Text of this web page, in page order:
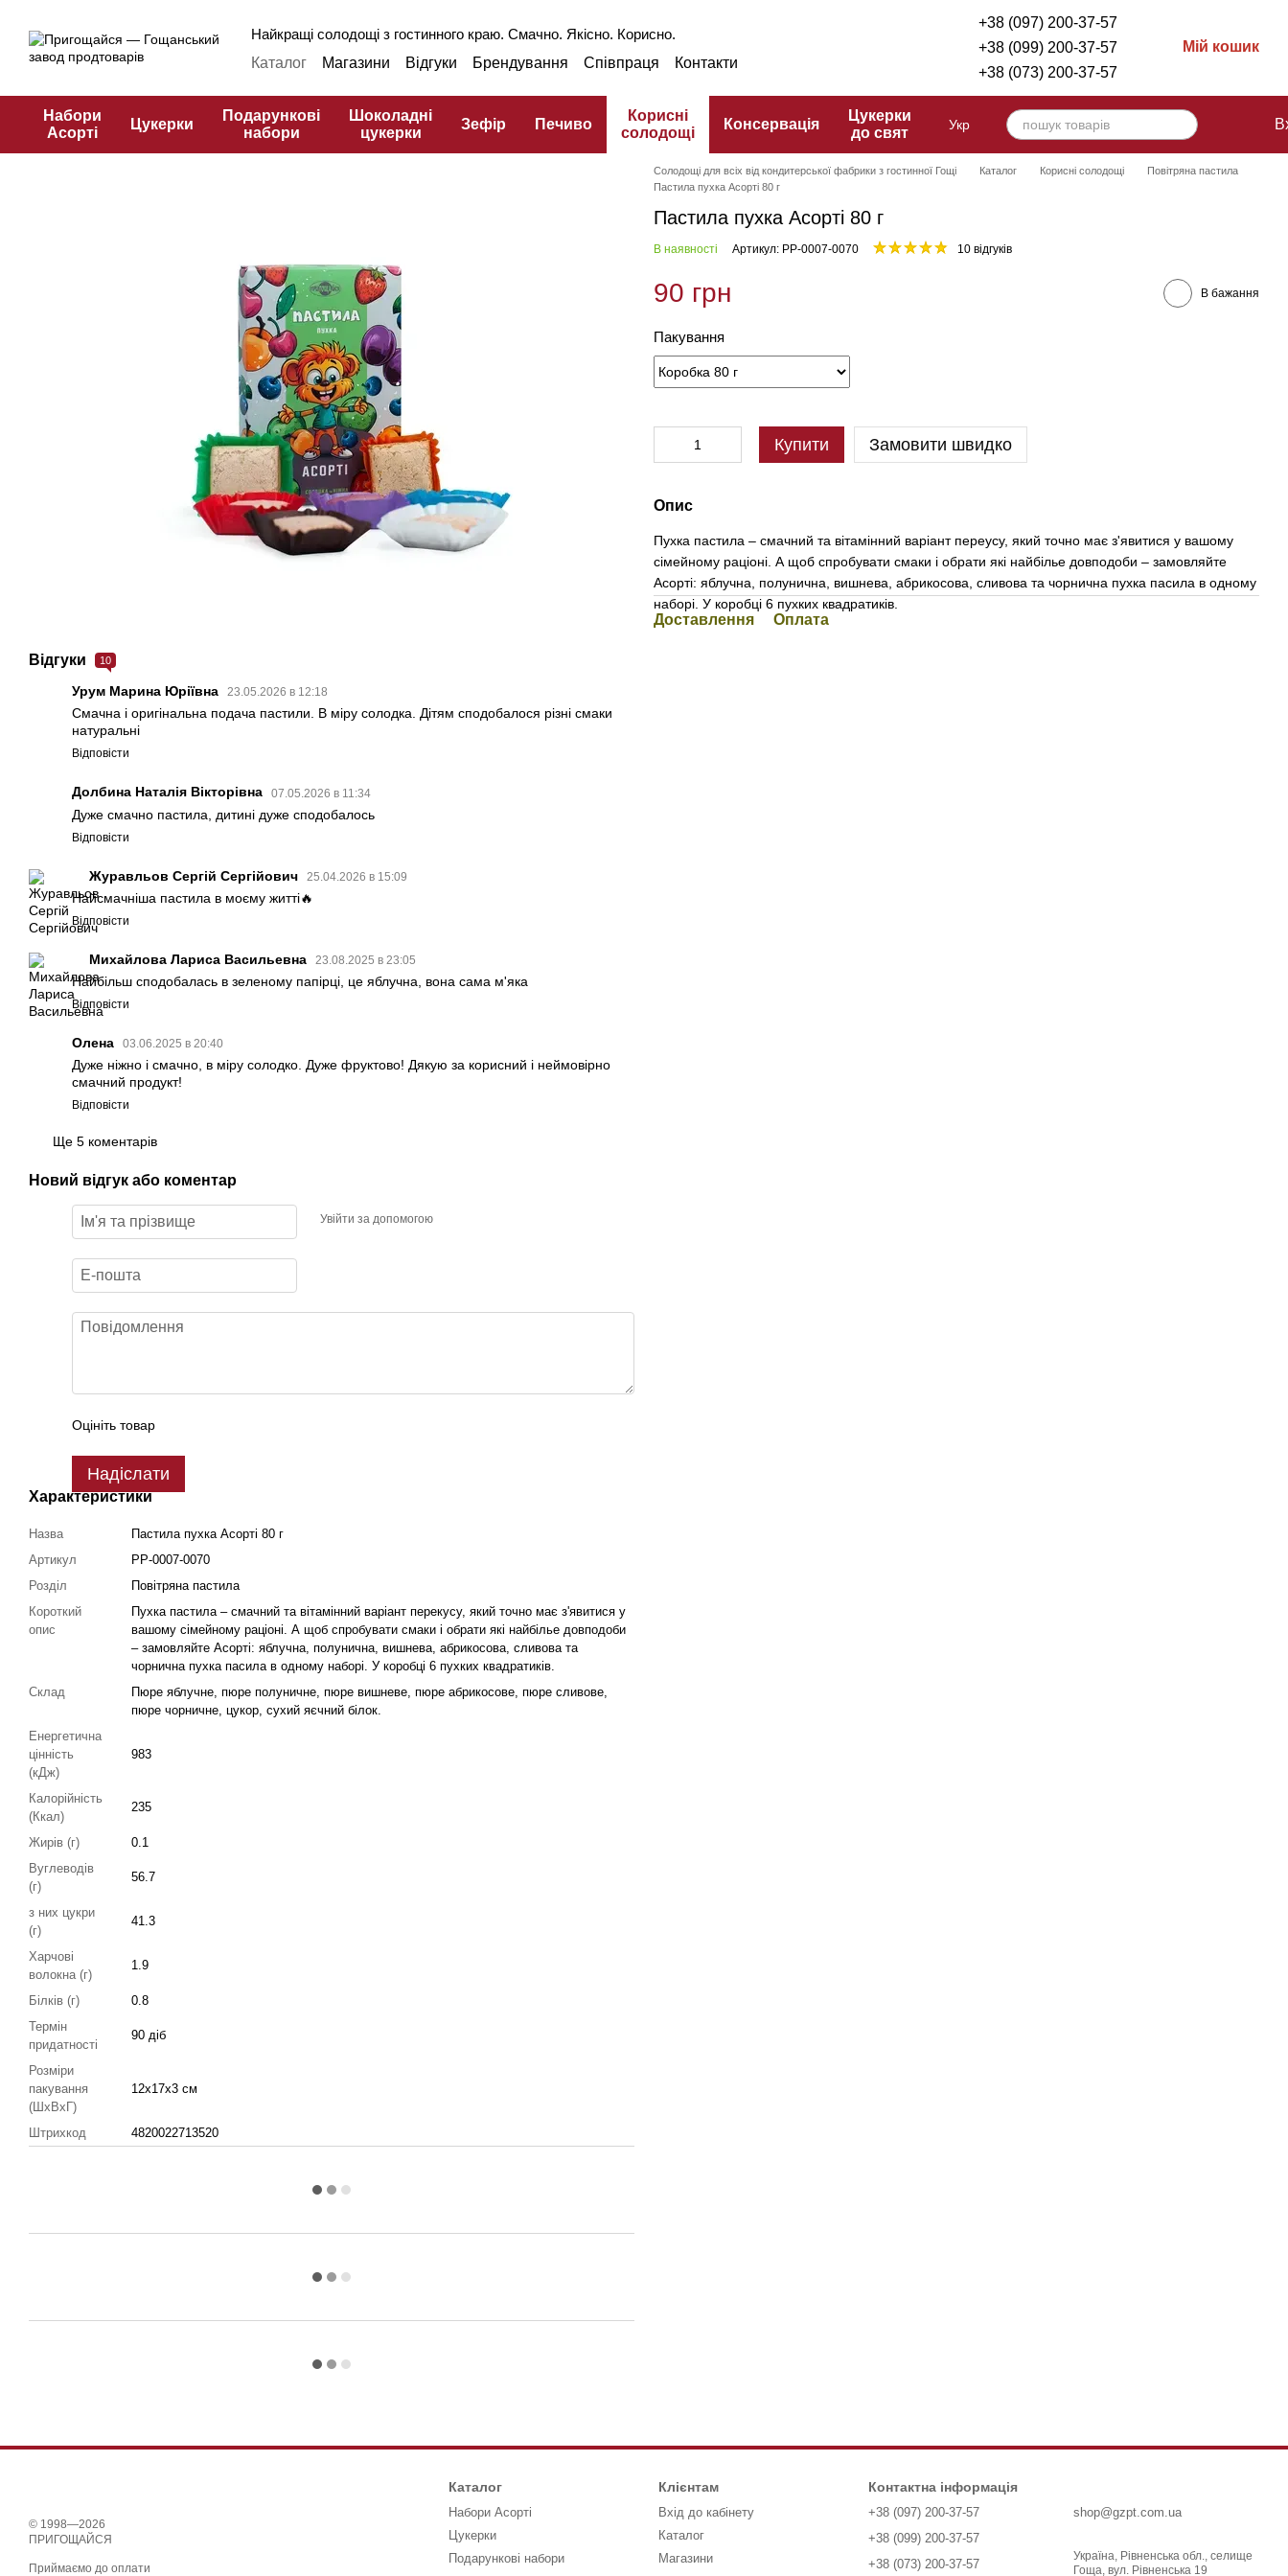
Найкращі солодощі з гостинного краю. Смачно. Якісно. Корисно.
Каталог
Магазини Відгуки Брендування Співпраця
Контакти
Публічна оферта
Кулінарний словник
+38 (097) 200-37-57
+38 (099) 200-37-57
+38 (073) 200-37-57
Мій кошик
Набори
Асорті
Цукерки
Подарункові
набори
Шоколадні
цукерки
Зефір Печиво
Корисні
солодощі
Консервація
Цукерки
до свят
Укр
Відгуки 10
Урум Марина Юріївна 23.05.2026 в 12:18
Смачна і оригінальна подача пастили. В міру солодка. Дітям сподобалося різні смаки
натуральні
Відповісти
Долбина Наталія Вікторівна 07.05.2026 в 11:34
Дуже смачно пастила, дитині дуже сподобалось
Відповісти
Журавльов Сергій Сергійович 25.04.2026 в 15:09
Найсмачніша пастила в моєму житті🔥
Відповісти
Михайлова Лариса Васильевна 23.08.2025 в 23:05
Найбільш сподобалась в зеленому папірці, це яблучна, вона сама м'яка
Відповісти
Олена 03.06.2025 в 20:40
Дуже ніжно і смачно, в міру солодко. Дуже фруктово! Дякую за корисний і неймовірно
смачний продукт!
Відповісти
Ще 5 коментарів
Новий відгук або коментар
Увійти за допомогою
Оцініть товар
Надіслати
Характеристики
Назва
Пастила пухка Асорті 80 г
Артикул
PP-0007-0070
Розділ
Повітряна пастила
Короткий
опис
Пухка пастила – смачний та вітамінний варіант перекусу, який точно має з'явитися у
вашому сімейному раціоні. А щоб спробувати смаки і обрати які найбілье довподоби
– замовляйте Асорті: яблучна, полунична, вишнева, абрикосова, сливова та
чорнична пухка пасила в одному наборі. У коробці 6 пухких квадратиків.
Склад
Пюре яблучне, пюре полуничне, пюре вишневе, пюре абрикосове, пюре сливове,
пюре чорничне, цукор, сухий яєчний білок.
Енергетична
цінність
(кДж)
983
Калорійність
(Ккал)
235
Жирів (г)
0.1
Вуглеводів
(г)
56.7
з них цукри
(г)
41.3
Харчові
волокна (г)
1.9
Білків (г)
0.8
Термін
придатності
90 діб
Розміри
пакування
(ШхВхГ)
12х17х3 см
Штрихкод 4820022713520
Солодощі для всіх від кондитерської фабрики з гостинної Гощі Каталог Корисні солодощі
Повітряна пастила
Пастила пухка Асорті 80 г
Пастила пухка Асорті 80 г
В наявності Артикул: PP-0007-0070 10 відгуків
90 грн В бажання
Пакування
Купити Замовити швидко
Опис
Пухка пастила – смачний та вітамінний варіант переусу, який точно має з'явитися у вашому
сімейному раціоні. А щоб спробувати смаки і обрати які найбілье довподоби – замовляйте
Асорті: яблучна, полунична, вишнева, абрикосова, сливова та чорнична пухка пасила в одному
наборі. У коробці 6 пухких квадратиків.
Доставлення Оплата
© 1998—2026
ПРИГОЩАЙСЯ
Приймаємо до оплати
Каталог
Набори Асорті
Цукерки
Подарункові набори
Клієнтам
Вхід до кабінету
Каталог
Магазини
Контактна інформація
+38 (097) 200-37-57
+38 (099) 200-37-57
+38 (073) 200-37-57
shop@gzpt.com.ua
Україна, Рівненська обл., селище
Гоща, вул. Рівненська 19